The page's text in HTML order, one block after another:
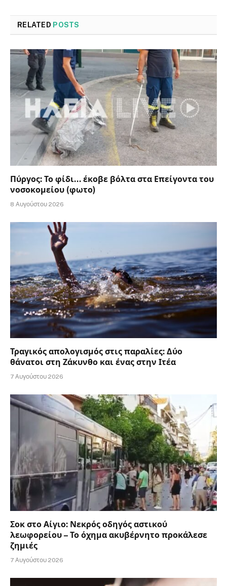
RELATED POSTS
Πύργος: Το φίδι… έκοβε βόλτα στα Επείγοντα του
νοσοκομείου (φωτο)
8 Αυγούστου 2026
Τραγικός απολογισμός στις παραλίες: Δύο
θάνατοι στη Ζάκυνθο και ένας στην Ιτέα
7 Αυγούστου 2026
Σοκ στο Αίγιο: Νεκρός οδηγός αστικού
λεωφορείου – Το όχημα ακυβέρνητο προκάλεσε
ζημιές
7 Αυγούστου 2026